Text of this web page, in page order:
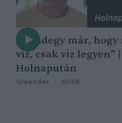
„Mindegy már, hogy
víz, csak víz legyen” |
Holnapután
Greendex 55:58